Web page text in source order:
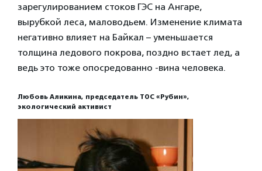
зарегулированием стоков ГЭС на Ангаре,
вырубкой леса, маловодьем. Изменение климата
негативно влияет на Байкал – уменьшается
толщина ледового покрова, поздно встает лед, а
ведь это тоже опосредованно -вина человека.
Любовь Аликина, председатель ТОС «Рубин»,
экологический активист